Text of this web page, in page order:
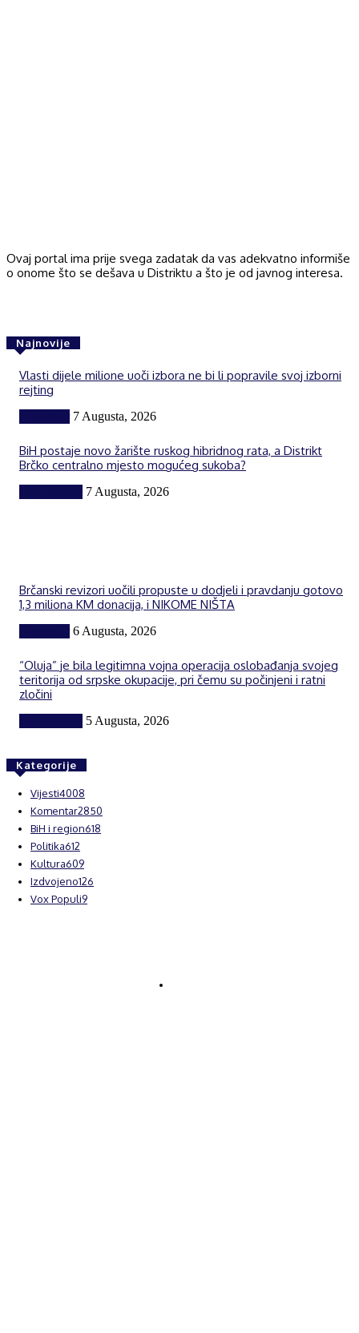
Ovaj portal ima prije svega zadatak da vas adekvatno informiše
o onome što se dešava u Distriktu a što je od javnog interesa.
Najnovije
Vlasti dijele milione uoči izbora ne bi li popravile svoj izborni
rejting
7 Augusta, 2026
BiH postaje novo žarište ruskog hibridnog rata, a Distrikt
Brčko centralno mjesto mogućeg sukoba?
7 Augusta, 2026
Brčanski revizori uočili propuste u dodjeli i pravdanju gotovo
1,3 miliona KM donacija, i NIKOME NIŠTA
6 Augusta, 2026
“Oluja” je bila legitimna vojna operacija oslobađanja svojeg
teritorija od srpske okupacije, pri čemu su počinjeni i ratni
zločini
5 Augusta, 2026
Kategorije
Vijesti4008
Komentar2850
BiH i region618
Politika612
Kultura609
Izdvojeno126
Vox Populi9